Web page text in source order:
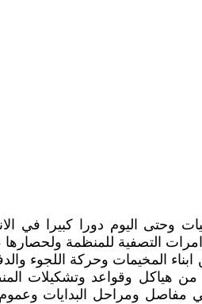
وحتى اليوم دورا كبيرا في
التصفية للمنظمة
المخيمات وحركة اللجوء
من هياكل وقواعد وتشكيلات
مفاصل ومراحل البدايات